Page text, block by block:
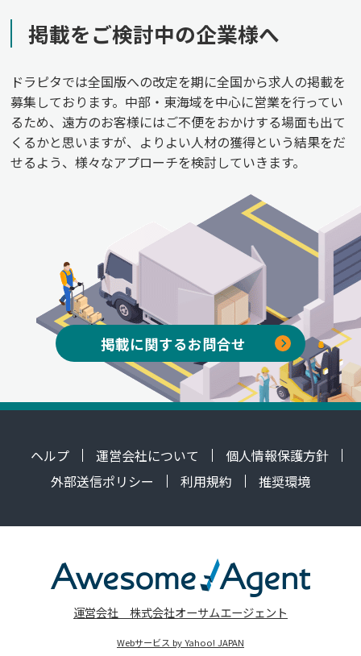
掲載をご検討中の企業様へ
ドラピタでは全国版への改定を期に全国から求人の掲載を
募集しております。中部・東海域を中心に営業を行ってい
るため、遠方のお客様にはご不便をおかけする場面も出て
くるかと思いますが、よりよい人材の獲得という結果をだ
せるよう、様々なアプローチを検討していきます。
掲載に関するお問合せ
ヘルプ 運営会社について
個人情報保護方針
外部送信ポリシー
利用規約 推奨環境
運営会社 株式会社オーサムエージェント
Webサービス by Yahoo! JAPAN